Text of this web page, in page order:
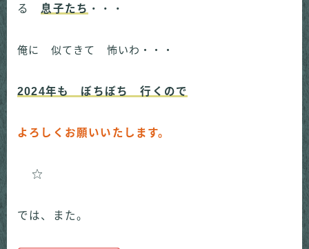
る 息子たち ・・・
俺に 似てきて 怖いわ・・・
2024年も ぼちぼち 行くので
よろしくお願いいたします。
では、また。